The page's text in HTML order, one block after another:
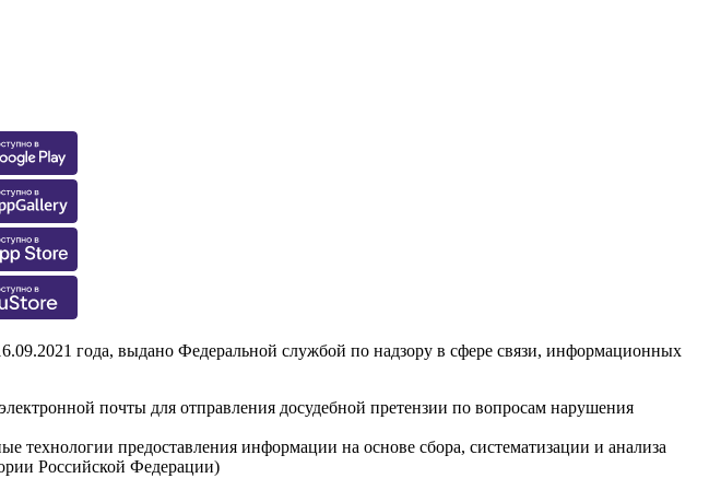
года, выдано Федеральной службой по надзору в сфере связи, информационных
почты для отправления досудебной претензии по вопросам нарушения
предоставления информации на основе сбора, систематизации и анализа
Российской Федерации)